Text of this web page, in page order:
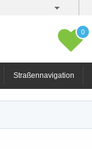
0
Straßennavigation